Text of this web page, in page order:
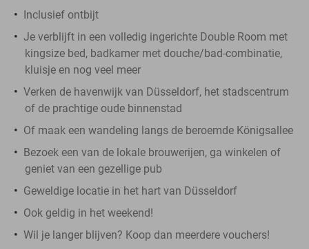
Inclusief ontbijt
Je verblijft in een volledig ingerichte Double Room met
kingsize bed, badkamer met douche/bad-combinatie,
kluisje en nog veel meer
Verken de havenwijk van Düsseldorf, het stadscentrum
of de prachtige oude binnenstad
Of maak een wandeling langs de beroemde Königsallee
Bezoek een van de lokale brouwerijen, ga winkelen of
geniet van een gezellige pub
Geweldige locatie in het hart van Düsseldorf
Ook geldig in het weekend!
Wil je langer blijven? Koop dan meerdere vouchers!